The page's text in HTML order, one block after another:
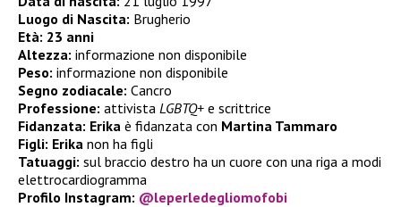
Luogo di Nascita: Brugherio
Età: 23 anni
Altezza: informazione non disponibile
Peso: informazione non disponibile
Segno zodiacale: Cancro
Professione: attivista LGBTQ+ e scrittrice
Fidanzata: Erika è fidanzata con Martina Tammaro
Figli: Erika non ha figli
Tatuaggi: sul braccio destro ha un cuore con una riga a modi
elettrocardiogramma
Profilo Instagram: @leperledegliomofobi